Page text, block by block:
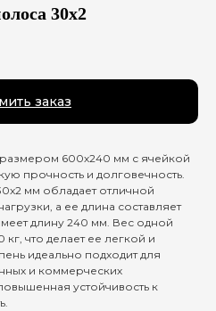
30x2
заказ
600х240 мм с ячейкой
прочность и долговечность.
мм обладает отличной
а ее длина составляет
длину 240 мм. Вес одной
кг, что делает ее легкой и
идеально подходит для
и коммерческих
устойчивость к